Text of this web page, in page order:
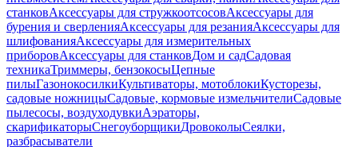
станковАксессуары для стружкоотсосовАксессуары для
бурения и сверленияАксессуары для резанияАксессуары для
шлифованияАксессуары для измерительных
приборовАксессуары для станковДом и садСадовая
техникаТриммеры, бензокосыЦепные
пилыГазонокосилкиКультиваторы, мотоблокиКусторезы,
садовые ножницыСадовые, кормовые измельчителиСадовые
пылесосы, воздуходувкиАэраторы,
скарификаторыСнегоуборщикиДровоколыСеялки,
разбрасыватели